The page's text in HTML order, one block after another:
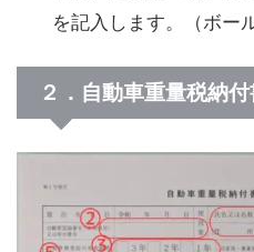
を記入します。（ボー
２．自動車重量税納